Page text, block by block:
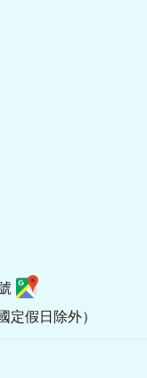
定假日除外）